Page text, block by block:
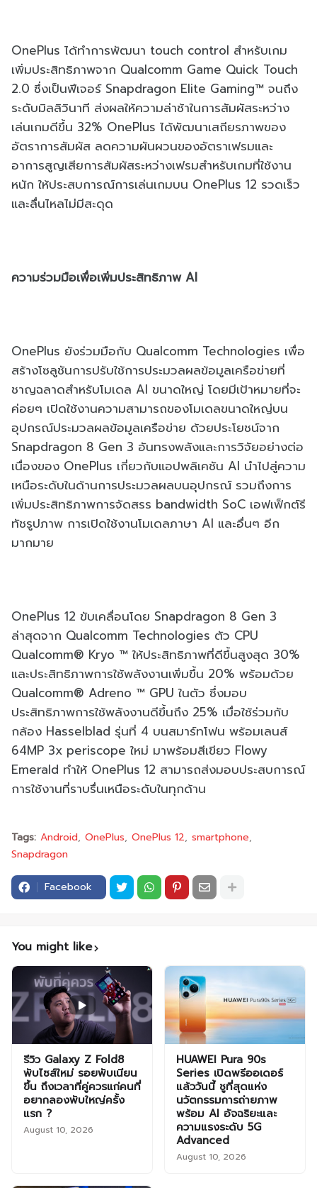
OnePlus ได้ทำการพัฒนา touch control สำหรับเกม
เพิ่มประสิทธิภาพจาก Qualcomm Game Quick Touch
2.0 ซึ่งเป็นฟีเจอร์ Snapdragon Elite Gaming™ จนถึง
ระดับมิลลิวินาที ส่งผลให้ความล่าช้าในการสัมผัสระหว่าง
เล่นเกมดีขึ้น 32% OnePlus ได้พัฒนาเสถียรภาพของ
อัตราการสัมผัส ลดความผันผวนของอัตราเฟรมและ
อาการสูญเสียการสัมผัสระหว่างเฟรมสำหรับเกมที่ใช้งาน
หนัก ให้ประสบการณ์การเล่นเกมบน OnePlus 12 รวดเร็ว
และลื่นไหลไม่มีสะดุด
ความร่วมมือเพื่อเพิ่มประสิทธิภาพ AI
OnePlus ยังร่วมมือกับ Qualcomm Technologies เพื่อ
สร้างโซลูชันการปรับใช้การประมวลผลข้อมูลเครือข่ายที่
ชาญฉลาดสำหรับโมเดล AI ขนาดใหญ่ โดยมีเป้าหมายที่จะ
ค่อยๆ เปิดใช้งานความสามารถของโมเดลขนาดใหญ่บน
อุปกรณ์ประมวลผลข้อมูลเครือข่าย ด้วยประโยชน์จาก
Snapdragon 8 Gen 3 อันทรงพลังและการวิจัยอย่างต่อ
เนื่องของ OnePlus เกี่ยวกับแอปพลิเคชัน AI นำไปสู่ความ
เหนือระดับในด้านการประมวลผลบนอุปกรณ์ รวมถึงการ
เพิ่มประสิทธิภาพการจัดสรร bandwidth SoC เอฟเฟ็กต์รี
ทัชรูปภาพ การเปิดใช้งานโมเดลภาษา AI และอื่นๆ อีก
มากมาย
OnePlus 12 ขับเคลื่อนโดย Snapdragon 8 Gen 3
ล่าสุดจาก Qualcomm Technologies ตัว CPU
Qualcomm® Kryo ™ ให้ประสิทธิภาพที่ดีขึ้นสูงสุด 30%
และประสิทธิภาพการใช้พลังงานเพิ่มขึ้น 20% พร้อมด้วย
Qualcomm® Adreno ™ GPU ในตัว ซึ่งมอบ
ประสิทธิภาพการใช้พลังงานดีขึ้นถึง 25% เมื่อใช้ร่วมกับ
กล้อง Hasselblad รุ่นที่ 4 บนสมาร์ทโฟน พร้อมเลนส์
64MP 3x periscope ใหม่ มาพร้อมสีเขียว Flowy
Emerald ทำให้ OnePlus 12 สามารถส่งมอบประสบการณ์
การใช้งานที่ราบรื่นเหนือระดับในทุกด้าน
Tags: Android OnePlus OnePlus 12 smartphone
Snapdragon
Facebook
You might like
รีวิว Galaxy Z Fold8
พับไซส์ใหม่ รอยพับเนียน
ขึ้น ถึงเวลาที่คู่ควรแก่คนที่
อยากลองพับใหญ่ครั้ง
แรก ?
August 10, 2026
HUAWEI Pura 90s
Series เปิดพรีออเดอร์
แล้ววันนี้ ชูที่สุดแห่ง
นวัตกรรมการถ่ายภาพ
พร้อม AI อัจฉริยะและ
ความแรงระดับ 5G
Advanced
August 10, 2026